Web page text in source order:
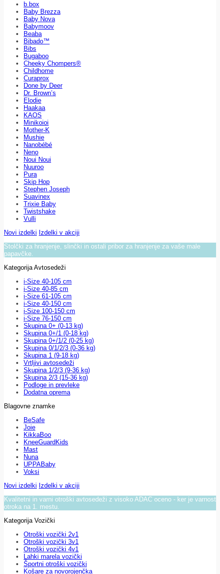
b.box
Baby Brezza
Baby Nova
Babymoov
Beaba
Bibado™
Bibs
Bugaboo
Cheeky Chompers®
Childhome
Curaprox
Done by Deer
Dr. Brown’s
Elodie
Haakaa
KAOS
Minikoioi
Mother-K
Mushie
Nanobébé
Neno
Noui Noui
Nuuroo
Pura
Skip Hop
Stephen Joseph
Suavinex
Trixie Baby
Twistshake
Vulli
Novi izdelki Izdelki v akciji
Stolčki za hranjenje, slinčki in ostali pribor za hranjenje za vaše male
papavčke.
Kategorija Avtosedeži
i-Size 40-105 cm
i-Size 40-85 cm
i-Size 61-105 cm
i-Size 40-150 cm
i-Size 100-150 cm
i-Size 76-150 cm
Skupina 0+ (0-13 kg)
Skupina 0+/1 (0-18 kg)
Skupina 0+/1/2 (0-25 kg)
Skupina 0/1/2/3 (0-36 kg)
Skupina 1 (9-18 kg)
Vrtljivi avtosedeži
Skupina 1/2/3 (9-36 kg)
Skupina 2/3 (15-36 kg)
Podloge in prevleke
Dodatna oprema
Blagovne znamke
BeSafe
Joie
KikkaBoo
KneeGuardKids
Mast
Nuna
UPPABaby
Voksi
Novi izdelki Izdelki v akciji
Kvalitetni in varni otroški avtosedeži z visoko ADAC oceno - ker je varnost
otroka na 1. mestu.
Kategorija Vozički
Otroški vozički 2v1
Otroški vozički 3v1
Otroški vozički 4v1
Lahki marela vozički
Športni otroški vozički
Košare za novorojenčka